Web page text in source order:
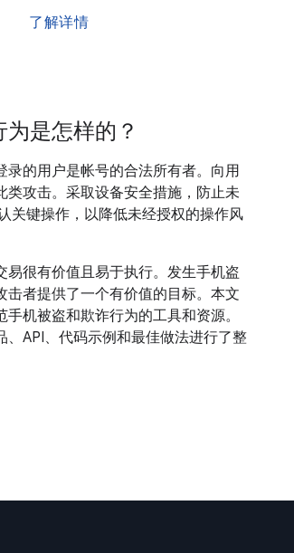
了解详情
是怎样的？
的用户是帐号的合法所有者。向用
攻击。采取设备安全措施，防止未
关键操作，以降低未经授权的操作风
很有价值且易于执行。发生手机盗
者提供了一个有价值的目标。本文
机被盗和欺诈行为的工具和资源。
API、代码示例和最佳做法进行了整